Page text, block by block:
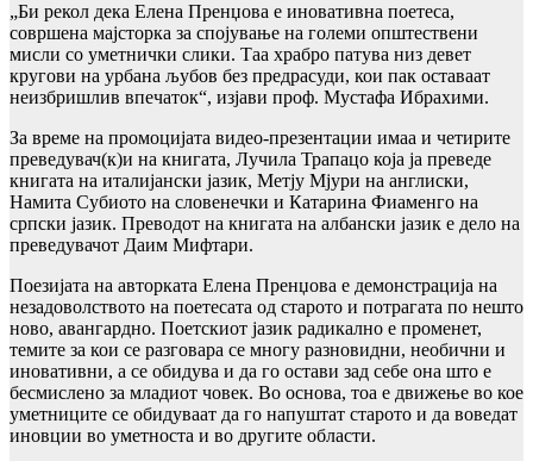
„Би рекол дека Елена Пренџова е иновативна поетеса,
совршена мајсторка за спојување на големи општествени
мисли со уметнички слики. Таа храбро патува низ девет
кругови на урбана љубов без предрасуди, кои пак оставаат
неизбришлив впечаток“, изјави проф. Мустафа Ибрахими.
За време на промоцијата видео-презентации имаа и четирите
преведувач(к)и на книгата, Лучила Трапацо која ја преведе
книгата на италијански јазик, Метју Мјури на англиски,
Намита Субиото на словенечки и Катарина Фиаменго на
српски јазик. Преводот на книгата на албански јазик е дело на
преведувачот Даим Мифтари.
Поезијата на авторката Елена Пренџова е демонстрација на
незадоволството на поетесата од старото и потрагата по нешто
ново, авангардно. Поетскиот јазик радикално е променет,
темите за кои се разговара се многу разновидни, необични и
иновативни, а се обидува и да го остави зад себе она што е
бесмислено за младиот човек. Во основа, тоа е движење во кое
уметниците се обидуваат да го напуштат старото и да воведат
иновции во уметноста и во другите области.